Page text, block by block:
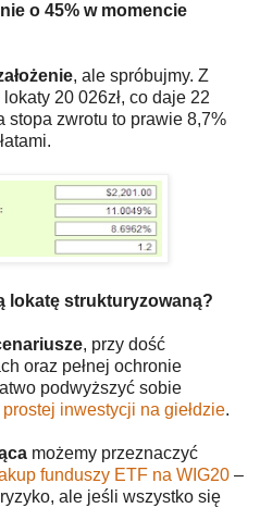
o 45% w momencie
, ale spróbujmy. Z
20 026zł, co daje 22
stopa zwrotu to prawie 8,7%
lokatę strukturyzowaną?
, przy dość
oraz pełnej ochronie
podwyższyć sobie
prostej inwestycji na giełdzie.
możemy przeznaczyć
funduszy ETF na WIG20 –
ale jeśli wszystko się